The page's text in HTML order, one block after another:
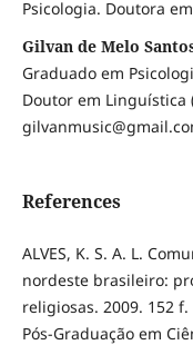
Psicologia. Doutora
Gilvan de Melo
Graduado em
Doutor em Linguística
References
ALVES, K. S. A. L.
nordeste brasileiro:
religiosas. 2009. 152
Pós-Graduação em